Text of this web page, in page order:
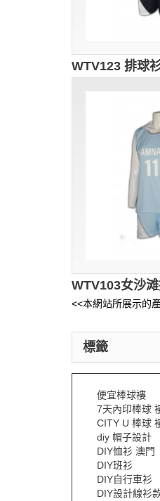
<<本網站所展示的
標籤
便宜棒球褸
7天內印棒球
CITY U 棒球
diy 帽子設計
DIY恤衫 澳門
DIY班衫
DIY自行車衫
DIY設計線衫